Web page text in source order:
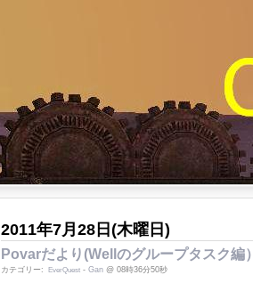
2011年7月28日(木曜日)
Povarだより(Wellのグループタスク編）
カテゴリー: EverQuest - Gan @ 08時36分50秒